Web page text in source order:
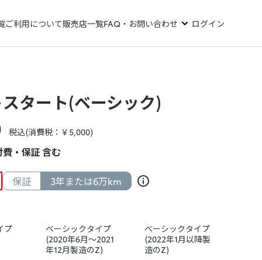
ご利用について販売店一覧FAQ・お問い合わせ ログイン
タート(ベーシック)
税込(消費税：￥5,000)
・保証 含む
保証 3年または6万km
プ
ベーシックタイプ
(2020年6月～2021
年12月製造のZ)
ベーシックタイプ
(2022年1月以降製
造のZ)